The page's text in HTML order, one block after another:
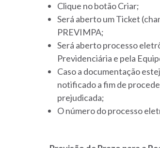
Clique no botão Criar;
Será aberto um Ticket
PREVIMPA;
Será aberto processo
Previdenciária e pela
Caso a documentação
notificado a fim de
prejudicada;
O número do processo